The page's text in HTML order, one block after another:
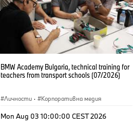
BMW Academy Bulgaria, technical training for
teachers from transport schools (07/2026)
Личности · Корпоративна медия
Mon Aug 03 10:00:00 CEST 2026